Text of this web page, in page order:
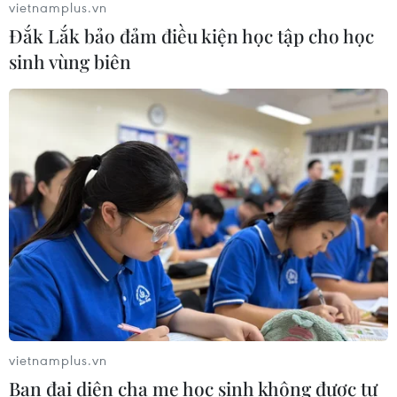
CƠ QUAN CHỦ QUẢN: THÔNG TẤN XÃ VIỆT NAM
Tổng Biên tập: TRẦN TIẾN DUẨN
Phó Tổng Biên tập: NGUYỄN THỊ TÁM, KHÚC THANH
THỦY
Sở hữu trí tuệ
Quy định sử dụng
RSS
Hỗ trợ
Ngôn ngữ
TTXVN
Dịch vụ tin
vietnamplus.vn
Đắk Lắk bảo đảm điều kiện học tập cho học
sinh vùng biên
vietnamplus.vn
Ban đại diện cha mẹ học sinh không được tự